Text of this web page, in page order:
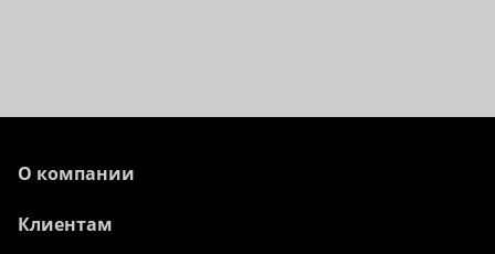
О компании
Клиентам